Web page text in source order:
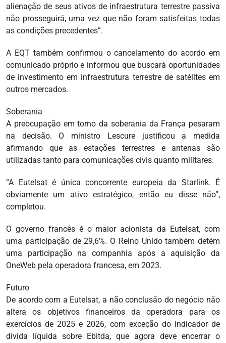
alienação de seus ativos de infraestrutura terrestre passiva
não prosseguirá, uma vez que não foram satisfeitas todas
as condições precedentes”.
A EQT também confirmou o cancelamento do acordo em
comunicado próprio e informou que buscará oportunidades
de investimento em infraestrutura terrestre de satélites em
outros mercados.
Soberania
A preocupação em torno da soberania da França pesaram
na decisão. O ministro Lescure justificou a medida
afirmando que as estações terrestres e antenas são
utilizadas tanto para comunicações civis quanto militares.
“A Eutelsat é única concorrente europeia da Starlink. É
obviamente um ativo estratégico, então eu disse não”,
completou.
O governo francês é o maior acionista da Eutelsat, com
uma participação de 29,6%. O Reino Unido também detém
uma participação na companhia após a aquisição da
OneWeb pela operadora francesa, em 2023.
Futuro
De acordo com a Eutelsat, a não conclusão do negócio não
altera os objetivos financeiros da operadora para os
exercícios de 2025 e 2026, com exceção do indicador de
dívida líquida sobre Ebitda, que agora deve encerrar o